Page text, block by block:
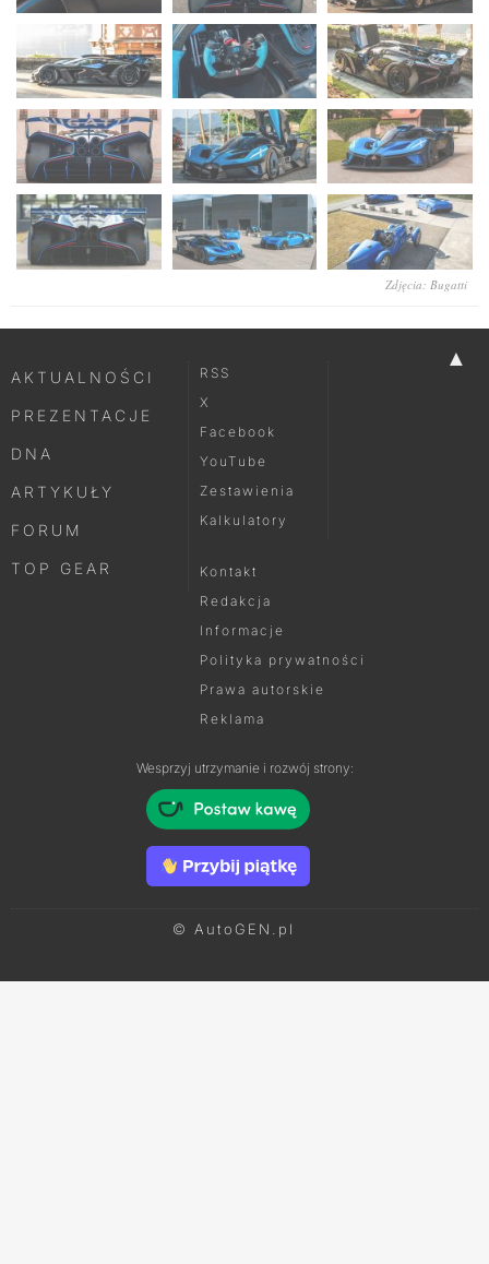
Zdjęcia: Bugatti
▲
AKTUALNOŚCI
PREZENTACJE
DNA
ARTYKUŁY
FORUM
TOP GEAR
RSS
X
Facebook
YouTube
Zestawienia
Kalkulatory
Kontakt
Redakcja
Informacje
Polityka prywatności
Prawa autorskie
Reklama
Wesprzyj utrzymanie i rozwój strony:
© AutoGEN.pl